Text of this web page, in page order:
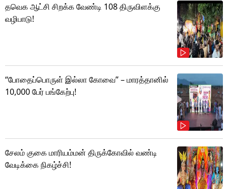
தவெக ஆட்சி சிறக்க வேண்டி 108 திருவிளக்கு
வழிபாடு!
“போதைப்பொருள் இல்லா கோவை” – மாரத்தானில்
10,000 பேர் பங்கேற்பு!
சேலம் குகை மாரியம்மன் திருக்கோவில் வண்டி
வேடிக்கை நிகழ்ச்சி!